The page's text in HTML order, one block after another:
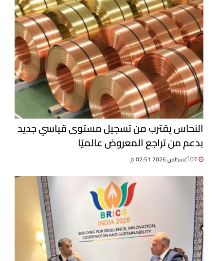
النحاس يقترب من تسجيل مستوى قياسي جديد
بدعم من تراجع المعروض عالميًا